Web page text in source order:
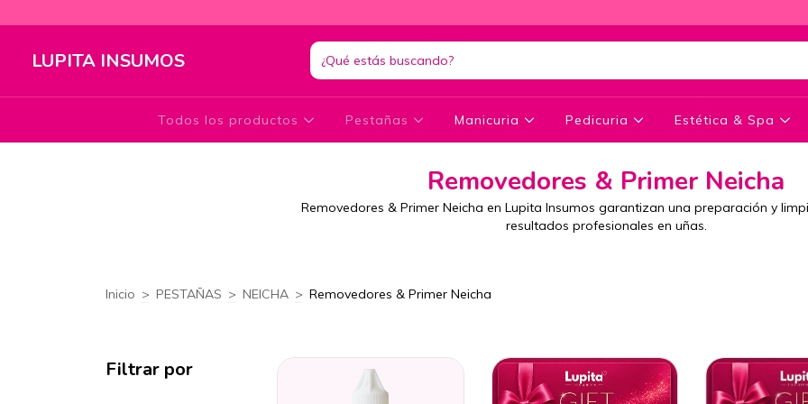
LUPITA INSUMOS
Todos los productos Pestañas Manicuria Pedicuria Estética & Spa
Removedores & Primer Neicha
Removedores & Primer Neicha en Lupita Insumos garantizan una preparación y
resultados profesionales en uñas.
Inicio > PESTAÑAS > NEICHA > Removedores & Primer Neicha
Filtrar por